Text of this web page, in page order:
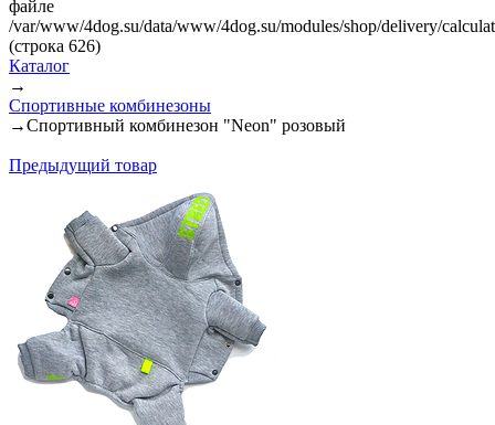
файле
/var/www/4dog.su/data/www/4dog.su/modules/shop/delivery/
(строка 626)
Каталог
→
Спортивные комбинезоны
→Спортивный комбинезон "Neon" розовый
Предыдущий товар